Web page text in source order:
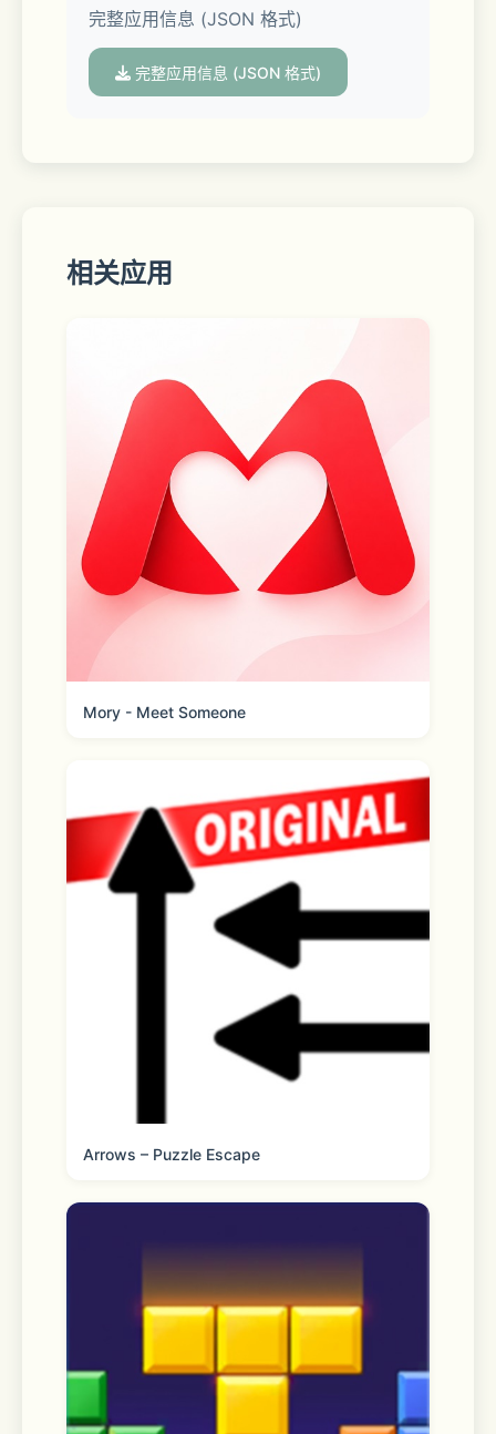
- 轻松好用，即开即听
简洁顺滑的交互设计，无需复杂操作，快
- 特色榜单，为喜爱音乐的你而打造
了解喜爱音乐的人都在听什么歌，发现更
丁等音乐品类，好歌听不完。
【汽水会员连续包月说明】
2.订阅周期：1个月
4.扣费时间：购买连续包月的账号，会在
每个月到期前24小时，自动在iTunes账
5.取消订阅：如需取消订阅，打开“App
Store”->点击苹果账号头像，进入“账号”-
阅；需要在订阅期结束的至少24小时前
关闭此订阅；
完整应用信息 (JSON 格式)
完整应用信息 (JSON 格式)
相关应用
Mory - Meet Someone
Arrows – Puzzle Escape